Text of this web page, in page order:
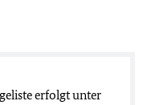
erfolgt unter